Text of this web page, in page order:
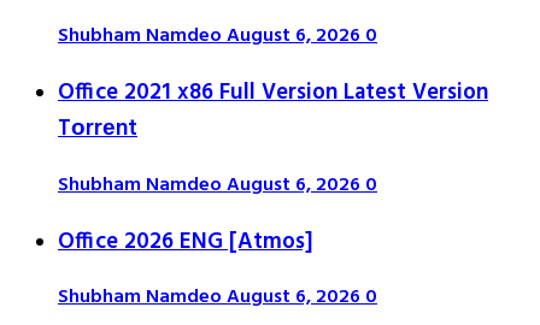
Shubham NamdeoAugust 6, 20260
Office 2021 x86 Full Version Latest Version
Tоrrеnt
Shubham NamdeoAugust 6, 20260
Office 2026 ENG [Atmos]
Shubham NamdeoAugust 6, 20260